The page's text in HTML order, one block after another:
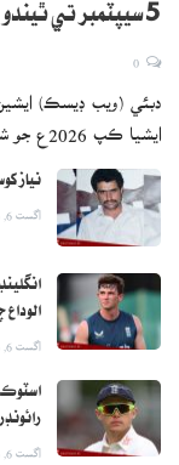
5 سيپٽمبر تي ٿيندو
دبئي (ويب ڊيسڪ)
ايشيا ڪپ 2026ع جو شيڊيول جاري ڪري ڇڏيو آهي، جنهن…
نياز
اگست 6, 2026
اگست 6, 2026
اگست 6, 2026